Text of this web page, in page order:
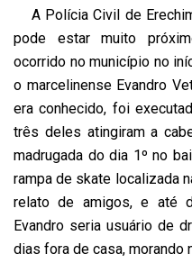
A Polícia Civil de
pode estar muito
ocorrido no município no
o marcelinense Evandro
era conhecido, foi
três deles atingiram a
madrugada do dia 1º no
rampa de skate localizada
relato de amigos, e até
Evandro seria usuário de
dias fora de casa, morando